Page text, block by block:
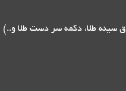
سینه طلا، دکمه سر دست طلا و..)